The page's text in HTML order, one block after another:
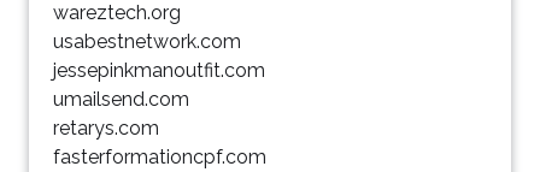
wareztech.org
usabestnetwork.com
jessepinkmanoutfit.com
umailsend.com
retarys.com
fasterformationcpf.com